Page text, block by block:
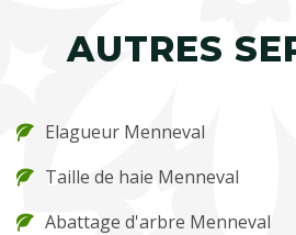
AUTRES
Elagueur Menneval
Taille de haie Menneval
Abattage d'arbre Menneval